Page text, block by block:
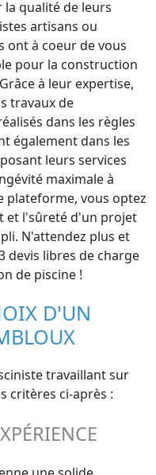
qualité de leurs
artisans ou
ont à coeur de vous
pour la construction
à leur expertise,
travaux de
dans les règles
également dans les
leurs services
maximale à
plateforme, vous optez
et l'sûreté d'un projet
N'attendez plus et
devis libres de charge
de piscine !
D'UN
travaillant sur
critères ci-après :